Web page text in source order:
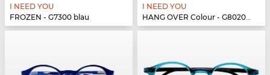
I NEED YOU
FROZEN - G7300 blau
I NEED YOU
HANG OVER Colour - G80200 blau